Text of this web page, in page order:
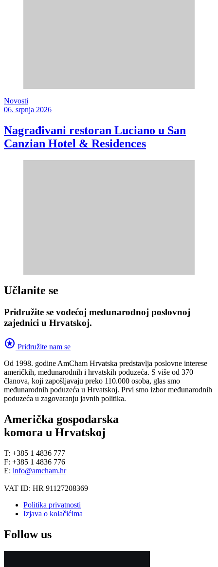
Novosti
06. srpnja 2026
Nagrađivani restoran Luciano u San
Canzian Hotel & Residences
Učlanite se
Pridružite se vodećoj međunarodnoj poslovnoj
zajednici u Hrvatskoj.
stars Pridružite nam se
Od 1998. godine AmCham Hrvatska predstavlja poslovne interese
američkih, međunarodnih i hrvatskih poduzeća. S više od 370
članova, koji zapošljavaju preko 110.000 osoba, glas smo
međunarodnih poduzeća u Hrvatskoj. Prvi smo izbor međunarodnih
poduzeća u zagovaranju javnih politika.
Američka gospodarska
komora u Hrvatskoj
T: +385 1 4836 777
F: +385 1 4836 776
E: info@amcham.hr
VAT ID: HR 91127208369
Politika privatnosti
Izjava o kolačićima
Follow us